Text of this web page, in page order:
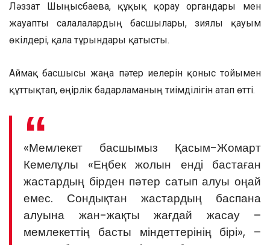
Ләззат Шыңғысбаева, құқық қорғау органдары мен
жауапты салалалардың басшылары, зиялы қауым
өкілдері, қала тұрғындары қатысты.
Аймақ басшысы жаңа пәтер иелерін қоныс тойымен
құттықтап, өңірлік бағдарламаның тиімділігін атап өтті.
«Мемлекет басшымыз Қасым-Жомарт
Кемелұлы «Еңбек жолын енді бастаған
жастардың бірден пәтер сатып алуы оңай
емес. Сондықтан жастардың баспана
алуына жан-жақты жағдай жасау –
мемлекеттің басты міндеттерінің бірі», –